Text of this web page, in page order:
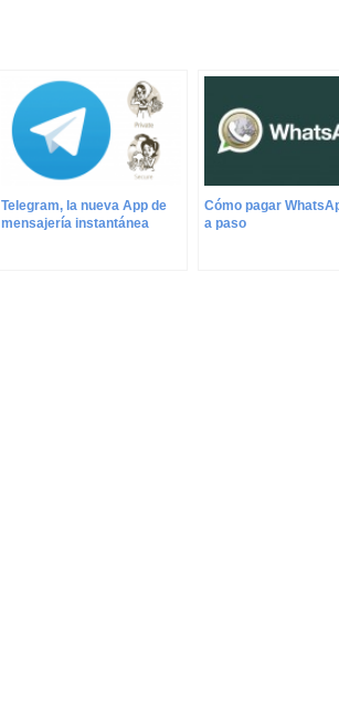
Telegram, la nueva App de
mensajería instantánea
Cómo pagar
a paso